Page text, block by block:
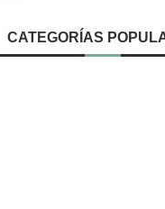
CATEGORÍAS